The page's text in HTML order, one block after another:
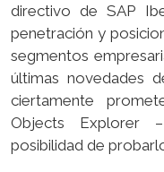
directivo de SAP
penetración y
segmentos
últimas novedades
ciertamente
Objects Explorer
posibilidad de